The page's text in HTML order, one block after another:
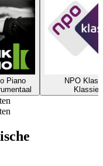
Piano
NPO
Klassiek